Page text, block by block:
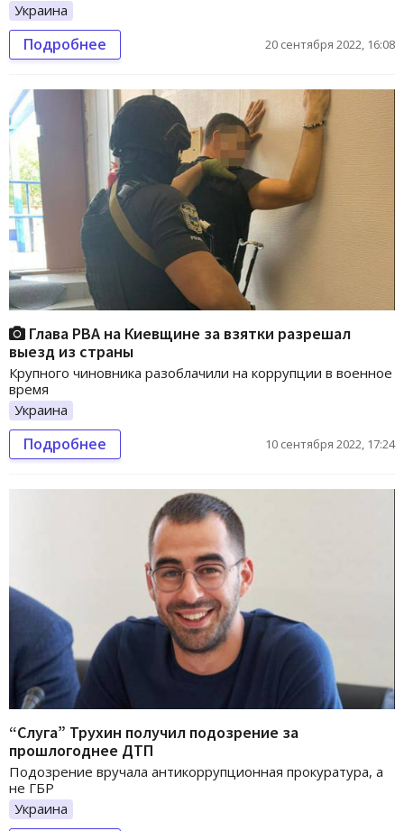
Украина
Подробнее 20 сентября 2022, 16:08
Глава РВА на Киевщине за взятки разрешал
выезд из страны
Крупного чиновника разоблачили на коррупции в военное
время
Украина
Подробнее 10 сентября 2022, 17:24
“Слуга” Трухин получил подозрение за
прошлогоднее ДТП
Подозрение вручала антикоррупционная прокуратура, а
не ГБР
Украина